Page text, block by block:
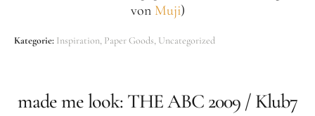
von Muji)
Kategorie: Inspiration Paper Goods Uncategorized
made me look: THE ABC 2009 / Klub7